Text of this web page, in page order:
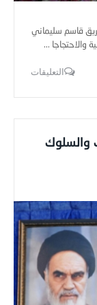
الفريق قاسم سليماني
والاحتجاجا ...
التعليقات
والسلوك